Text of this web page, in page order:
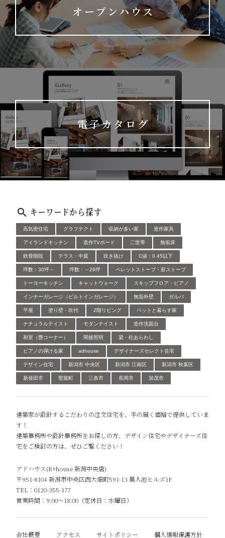
オープンハウス
電子カタログ
キーワードから探す
高気密住宅 グラフテクト 収納が多い家 造作家具
アイランドキッチン 造作TVボード 二世帯 無垢床
鉄骨階段 テラス・中庭 吹き抜け C値：0.45以下
坪数：30坪～ 坪数：～29坪 ペレットストーブ・薪ストーブ
トーヨーキッチン キャットウォーク スキップフロア・ピアノ
インナーガレージ（ビルトインガレージ） 無垢外壁 ガルバ
平屋 塗り壁・吹付 2階リビング ペットと暮らす家
ナチュラルテイスト モダンテイスト 造作洗面台
和室（畳コーナー） 間接照明 梁・柱あらわし
ピアノの弾ける家 adhouse デザイナーズセレクト住宅
デザイン住宅 新潟市 中央区 新潟市 江南区 新潟市 秋葉区
新発田市 聖籠町 三条市 長岡市 加茂市
建築家が設計するこだわりの注文住宅を、手の届く価格で提供していま
す！
建築事務所や設計事務所をお探しの方、デザイン住宅やデザイナーズ住
宅をご検討の方は、ぜひご覧ください！
アドハウス(R+house 新潟中央店)
〒951-8104 新潟市中央区西大畑町591-13 異人池ヒルズ1F
TEL：0120-355-177
営業時間：9:00～18:00（定休日：水曜日）
会社概要 アクセス サイトポリシー 個人情報保護方針